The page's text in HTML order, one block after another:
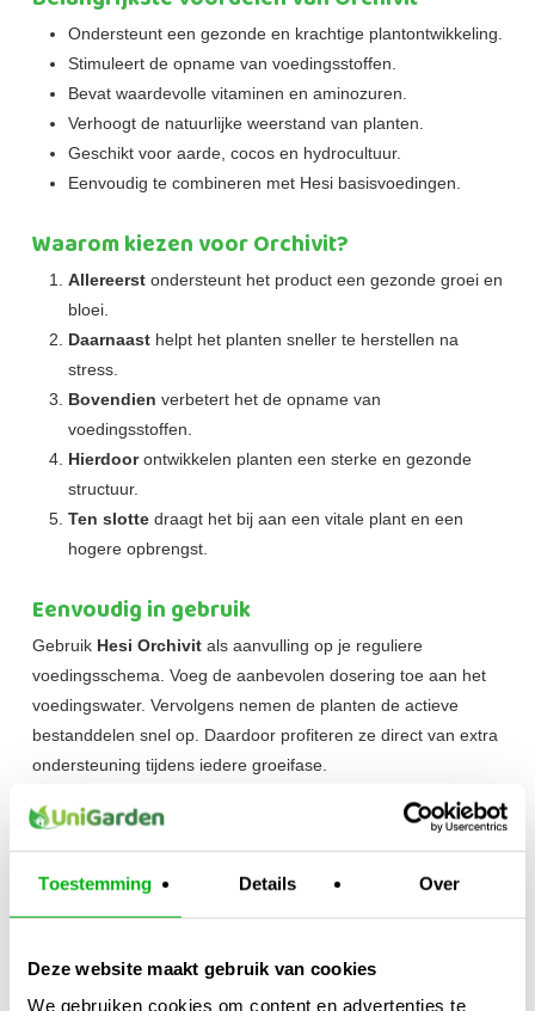
Toestemming Details Over
Deze website maakt gebruik van cookies
We gebruiken cookies om content en advertenties te
Ondersteunt een gezonde en krachtige plantontwikkeling.
Stimuleert de opname van voedingsstoffen.
Bevat waardevolle vitaminen en aminozuren.
Verhoogt de natuurlijke weerstand van planten.
Geschikt voor aarde, cocos en hydrocultuur.
Eenvoudig te combineren met Hesi basisvoedingen.
Waarom kiezen voor Orchivit?
Allereerstondersteunt het product een gezonde groei en
bloei.
Daarnaasthelpt het planten sneller te herstellen na
stress.
Bovendien verbetert het de opname van
voedingsstoffen.
Hierdoorontwikkelen planten een sterke en gezonde
structuur.
Ten slottedraagt het bij aan een vitale plant en een
hogere opbrengst.
Eenvoudig in gebruik
Gebruik Hesi Orchivitals aanvulling op je reguliere
voedingsschema. Voeg de aanbevolen dosering toe aan het
voedingswater. Vervolgens nemen de planten de actieve
bestanddelen snel op. Daardoor profiteren ze direct van extra
ondersteuning tijdens iedere groeifase.
Waarom Orchivit?
Een gezonde plant begint met een goede verzorging. Daarom
voorziet Hesi Orchivit je planten van belangrijke vitaminen en
aminozuren. Bovendien ondersteunt de formule de natuurlijke
vitaal en ontwikkelen ze zich optimaal. Uiteindelijk resulteert
dit in een gezonde groei, een krachtige bloei en een betere